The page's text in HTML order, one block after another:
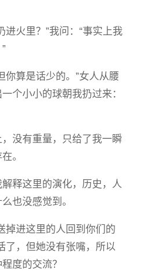
进火里？”我问：“事实上我
你算是话少的。”女人从腰
个小小的球朝我扔过来：
没有重量，只给了我一瞬
。
释这里的演化，历史，人
也没感觉到。
掉进这里的人回到你们的
了，但她没有张嘴，所以
度的交流？